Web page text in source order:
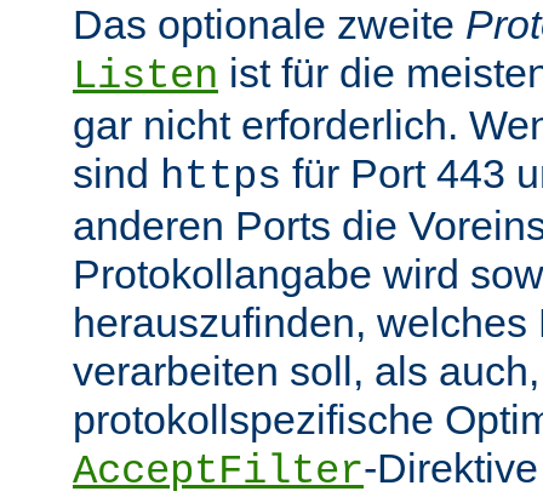
Das optionale zweite
Listen ist für die
gar nicht erforderlich.
sind https für Port 443
anderen Ports die
Protokollangabe wird
herauszufinden, welches
verarbeiten soll, als
protokollspezifische
AcceptFilter-